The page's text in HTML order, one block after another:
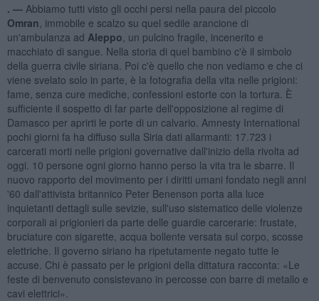
. — Abbiamo tutti visto gli occhi persi nella paura del piccolo
Omran , immobile e scalzo su quel sedile arancione di
un'ambulanza ad Aleppo , un pulcino fragile, incenerito e
macchiato di sangue. Nella storia di quel bambino c'è il simbolo
della guerra civile siriana. Poi c'è quello che non vediamo e che ci
viene svelato solo in parte, è la fotografia della vita nelle prigioni:
fame, senza cure mediche, confessioni estorte con la tortura. È
sufficiente il sospetto di far parte dell'opposizione al regime di
Damasco per aprirti le porte di un calvario. Amnesty International
pochi giorni fa ha diffuso sulla Siria dati allarmanti: 17.723 i
carcerati morti nelle prigioni governative dall'inizio della rivolta ad
oggi. 10 persone ogni giorno hanno perso la vita tra le sbarre. Il
nuovo rapporto del movimento per i diritti umani fondato negli anni
'60 dall'attivista britannico Peter Benenson porta alla luce
inquietanti dettagli sulle sevizie, sull'uso sistematico delle violenze
corporali ai prigionieri da parte delle guardie carcerarie: frustate,
bruciature con sigarette, acqua bollente versata sul corpo, scosse
elettriche. Il governo siriano ha ripetutamente negato tutte le
accuse. Chi è passato per le prigioni della dittatura racconta: «Le
feste di benvenuto consistevano in percosse con barre di metallo e
cavi elettrici».